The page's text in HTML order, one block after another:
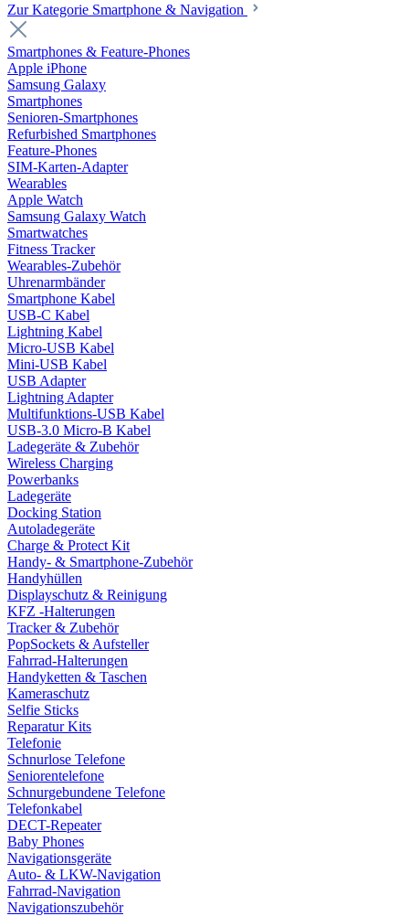
Zur Kategorie Smartphone & Navigation
Smartphones & Feature-Phones
Apple iPhone
Samsung Galaxy
Smartphones
Senioren-Smartphones
Refurbished Smartphones
Feature-Phones
SIM-Karten-Adapter
Wearables
Apple Watch
Samsung Galaxy Watch
Smartwatches
Fitness Tracker
Wearables-Zubehör
Uhrenarmbänder
Smartphone Kabel
USB-C Kabel
Lightning Kabel
Micro-USB Kabel
Mini-USB Kabel
USB Adapter
Lightning Adapter
Multifunktions-USB Kabel
USB-3.0 Micro-B Kabel
Ladegeräte & Zubehör
Wireless Charging
Powerbanks
Ladegeräte
Docking Station
Autoladegeräte
Charge & Protect Kit
Handy- & Smartphone-Zubehör
Handyhüllen
Displayschutz & Reinigung
KFZ -Halterungen
Tracker & Zubehör
PopSockets & Aufsteller
Fahrrad-Halterungen
Handyketten & Taschen
Kameraschutz
Selfie Sticks
Reparatur Kits
Telefonie
Schnurlose Telefone
Seniorentelefone
Schnurgebundene Telefone
Telefonkabel
DECT-Repeater
Baby Phones
Navigationsgeräte
Auto- & LKW-Navigation
Fahrrad-Navigation
Navigationszubehör